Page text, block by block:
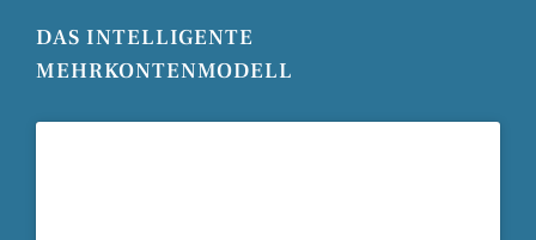
DAS INTELLIGENTE
MEHRKONTENMODELL